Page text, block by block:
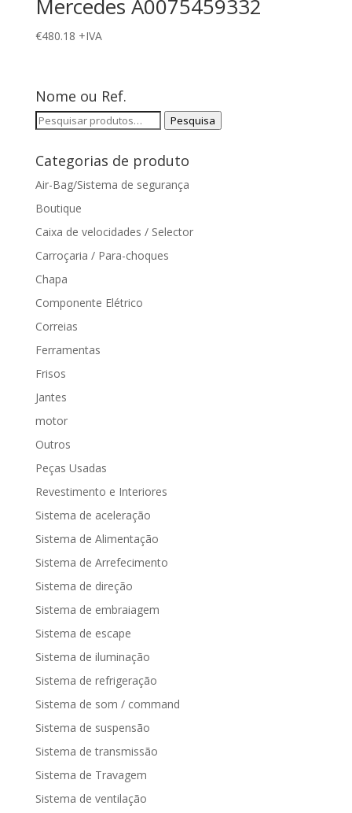
Mercedes A0075459332
€480.18 +IVA
Nome ou Ref.
Pesquisar
Pesquisa
Categorias de produto
Air-Bag/Sistema de segurança
Boutique
Caixa de velocidades / Selector
Carroçaria / Para-choques
Chapa
Componente Elétrico
Correias
Ferramentas
Frisos
Jantes
motor
Outros
Peças Usadas
Revestimento e Interiores
Sistema de aceleração
Sistema de Alimentação
Sistema de Arrefecimento
Sistema de direção
Sistema de embraiagem
Sistema de escape
Sistema de iluminação
Sistema de refrigeração
Sistema de som / command
Sistema de suspensão
Sistema de transmissão
Sistema de Travagem
Sistema de ventilação